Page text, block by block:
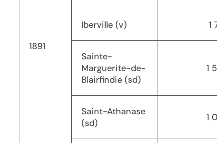
1891
Iberville (v) 1
Sainte-
Marguerite-de-
Blairfindie (sd)
1
Saint-Athanase
(sd)
1